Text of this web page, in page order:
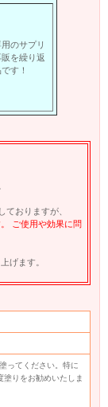
のサプリ
を繰り返
す！
おりますが、
ご使用や効果に問
げます。
ってください。特に
りをお勧めいたしま